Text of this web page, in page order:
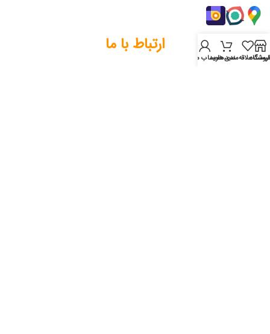
ارتباط با ما
فروشگاه
لیست علاقه‌مندی‌ها
سبد خریدحساب من